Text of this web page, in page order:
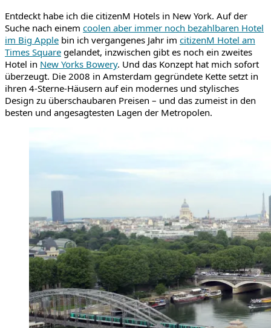
Entdeckt habe ich die citizenM Hotels in New York. Auf der
Suche nach einem coolen aber immer noch bezahlbaren Hotel
im Big Apple bin ich vergangenes Jahr im citizenM Hotel am
Times Square gelandet, inzwischen gibt es noch ein zweites
Hotel in New Yorks Bowery. Und das Konzept hat mich sofort
überzeugt. Die 2008 in Amsterdam gegründete Kette setzt in
ihren 4-Sterne-Häusern auf ein modernes und stylisches
Design zu überschaubaren Preisen – und das zumeist in den
besten und angesagtesten Lagen der Metropolen.